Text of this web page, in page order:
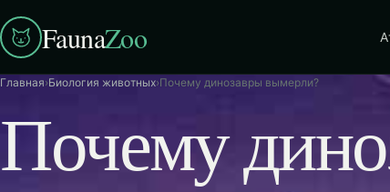
FaunaZoo
Главная›Биология животных›Почему динозавры вымерли?
Почему